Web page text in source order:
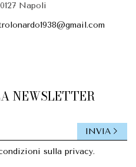
Napoli
NEWSLETTER
sulla privacy.
INVIA